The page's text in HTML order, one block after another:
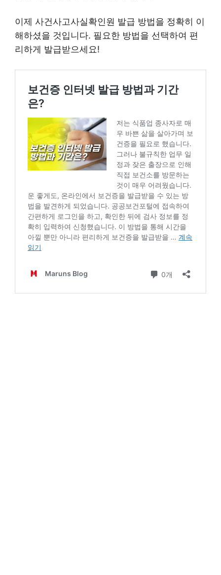
이제 사건사고사실확인원 발급 방법을 정확히 이
해하셨을 것입니다. 필요한 방법을 선택하여 편
리하게 발급받으세요!